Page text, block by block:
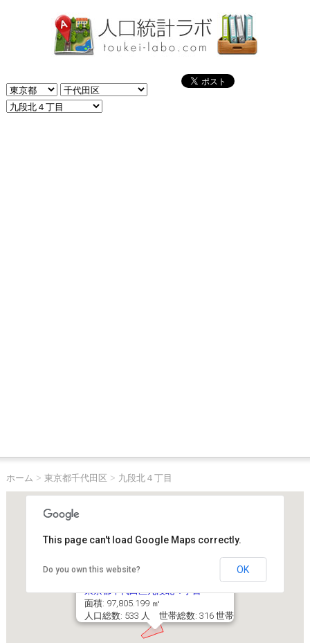
ホーム > 東京都千代田区 > 九段北４丁目
東京都千代田区九段北４丁目
面積: 97,805.199 ㎡
人口総数: 533 人 世帯総数: 316 世帯
This page can't load Google Maps correctly.
Do you own this website? OK